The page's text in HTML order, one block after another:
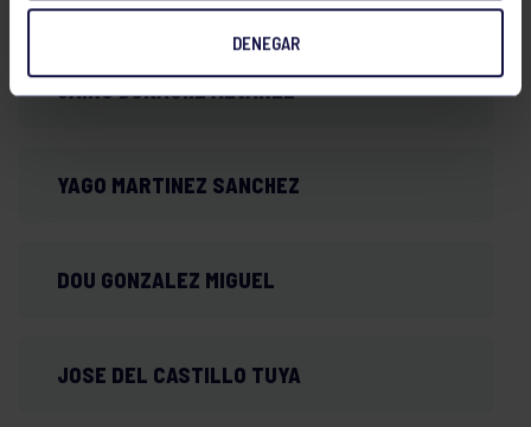
DENEGAR
JAIRO BONACHE ALVAREZ
YAGO MARTINEZ SANCHEZ
DOU GONZALEZ MIGUEL
JOSE DEL CASTILLO TUYA